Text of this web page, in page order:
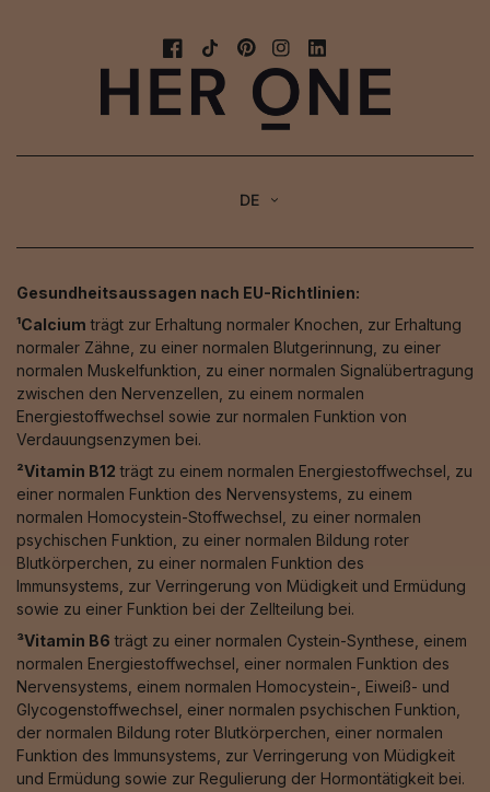
DE
Gesundheitsaussagen nach EU-Richtlinien:
¹Calcium trägt zur Erhaltung normaler Knochen, zur Erhaltung
normaler Zähne, zu einer normalen Blutgerinnung, zu einer
normalen Muskelfunktion, zu einer normalen Signalübertragung
zwischen den Nervenzellen, zu einem normalen
Energiestoffwechsel sowie zur normalen Funktion von
Verdauungsenzymen bei.
²Vitamin B12 trägt zu einem normalen Energiestoffwechsel, zu
einer normalen Funktion des Nervensystems, zu einem
normalen Homocystein-Stoffwechsel, zu einer normalen
psychischen Funktion, zu einer normalen Bildung roter
Blutkörperchen, zu einer normalen Funktion des
Immunsystems, zur Verringerung von Müdigkeit und Ermüdung
sowie zu einer Funktion bei der Zellteilung bei.
³Vitamin B6 trägt zu einer normalen Cystein-Synthese, einem
normalen Energiestoffwechsel, einer normalen Funktion des
Nervensystems, einem normalen Homocystein-, Eiweiß- und
Glycogenstoffwechsel, einer normalen psychischen Funktion,
der normalen Bildung roter Blutkörperchen, einer normalen
Funktion des Immunsystems, zur Verringerung von Müdigkeit
und Ermüdung sowie zur Regulierung der Hormontätigkeit bei.